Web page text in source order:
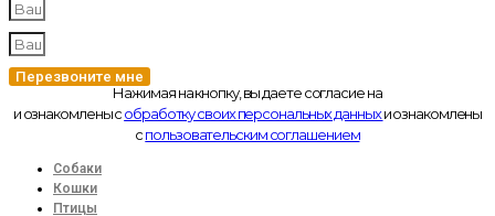
Перезвоните мне
Нажимая на кнопку, вы даете согласие на
и ознакомлены собработку своих персональных данныхи ознакомлены
спользовательским соглашением
Собаки
Кошки
Птицы